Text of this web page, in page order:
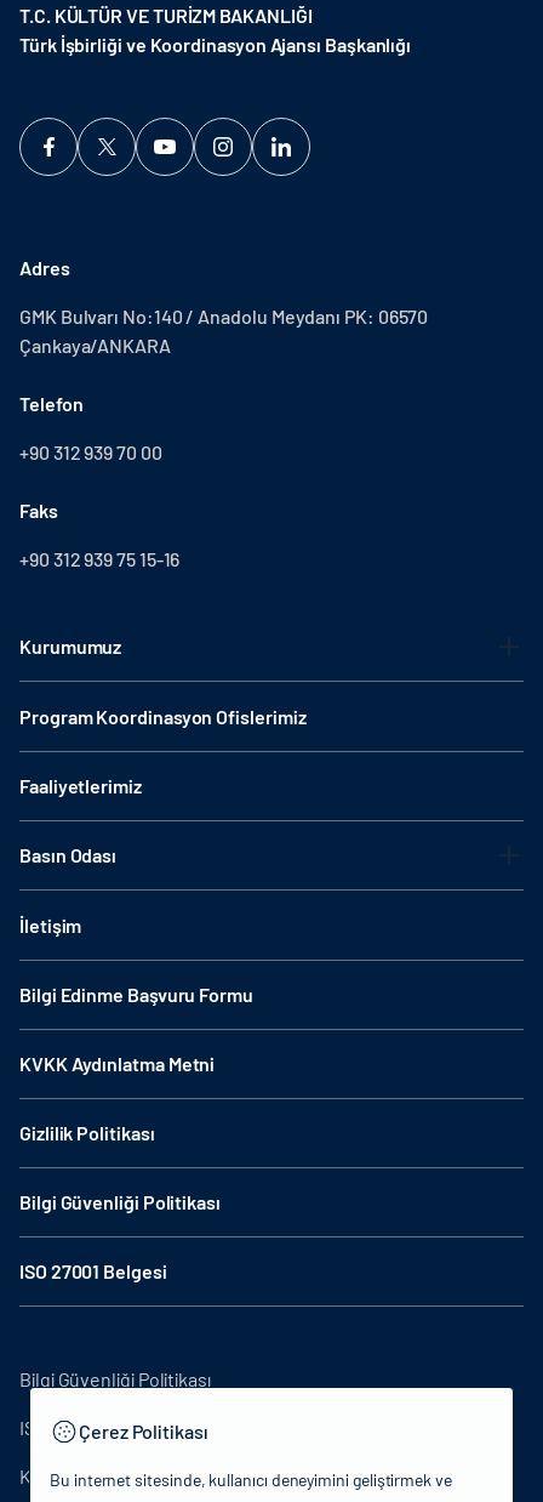
T.C. KÜLTÜR VE TURİZM BAKANLIĞI
Türk İşbirliği ve Koordinasyon Ajansı Başkanlığı
Adres
GMK Bulvarı No:140 / Anadolu Meydanı PK: 06570
Çankaya/ANKARA
Telefon
+90 312 939 70 00
Faks
+90 312 939 75 15-16
Kurumumuz
Program Koordinasyon Ofislerimiz
Faaliyetlerimiz
Basın Odası
İletişim
Bilgi Edinme Başvuru Formu
KVKK Aydınlatma Metni
Gizlilik Politikası
Bilgi Güvenliği Politikası
ISO 27001 Belgesi
Bilgi Güvenliği Politikası
ISO27001
KVKK Aydınlatma Metni
Çerez Politikası
Bu internet sitesinde, kullanıcı deneyimini geliştirmek ve